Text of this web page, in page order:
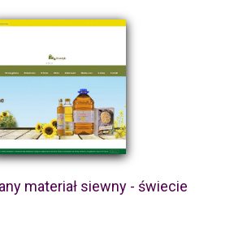
materiał siewny - świecie